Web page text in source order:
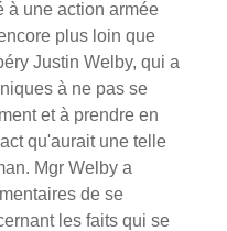
à une action armée
plus loin que
Justin Welby, qui a
à ne pas se
et à prendre en
qu'aurait une telle
Mgr Welby a
de se
les faits qui se